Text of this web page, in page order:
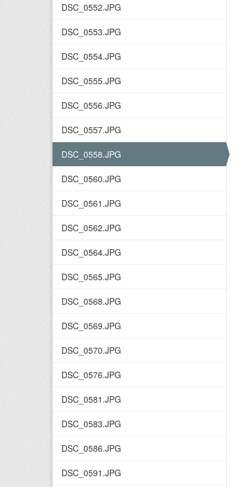
DSC_0552.JPG
DSC_0553.JPG
DSC_0554.JPG
DSC_0555.JPG
DSC_0556.JPG
DSC_0557.JPG
DSC_0558.JPG
DSC_0560.JPG
DSC_0561.JPG
DSC_0562.JPG
DSC_0564.JPG
DSC_0565.JPG
DSC_0568.JPG
DSC_0569.JPG
DSC_0570.JPG
DSC_0576.JPG
DSC_0581.JPG
DSC_0583.JPG
DSC_0586.JPG
DSC_0591.JPG